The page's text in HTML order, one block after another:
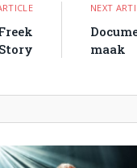
NEXT
maak